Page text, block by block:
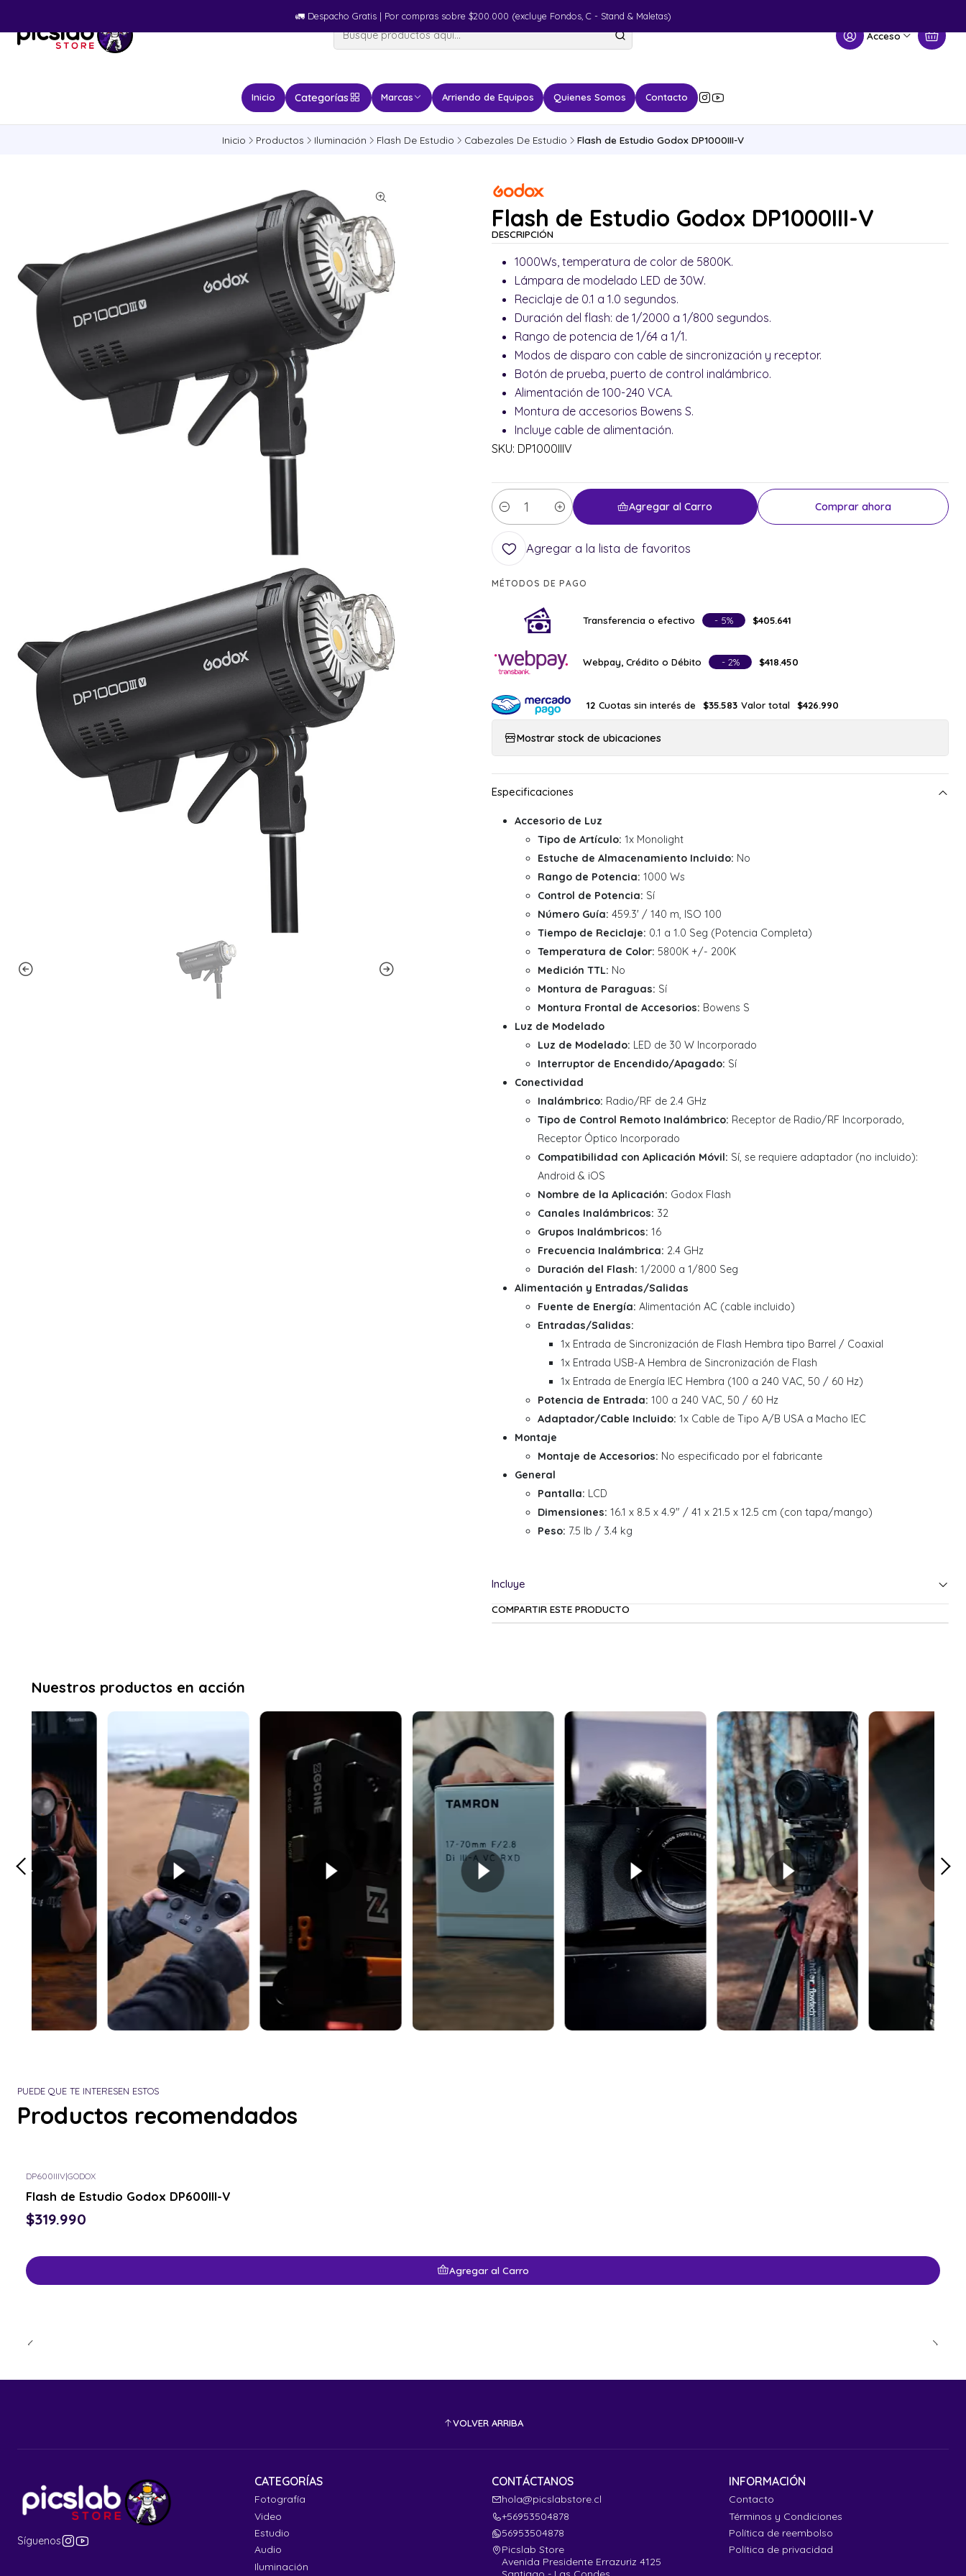
Acceso
Inicio Categorías Marcas Arriendo de Equipos Quienes Somos Contacto
🚛​ Despacho Gratis | Por compras sobre $200.000 (excluye Fondos, C - Stand & Maletas)
Inicio Productos Iluminación Flash De Estudio Cabezales De Estudio Flash de Estudio Godox DP1000III-V
Flash de Estudio Godox DP1000III-V
DESCRIPCIÓN
1000Ws, temperatura de color de 5800K.
Lámpara de modelado LED de 30W.
Reciclaje de 0.1 a 1.0 segundos.
Duración del flash: de 1/2000 a 1/800 segundos.
Rango de potencia de 1/64 a 1/1.
Modos de disparo con cable de sincronización y receptor.
Botón de prueba, puerto de control inalámbrico.
Alimentación de 100-240 VCA.
Montura de accesorios Bowens S.
Incluye cable de alimentación.
SKU: DP1000IIIV
Cantidad
Agregar al Carro Comprar ahora
Agregar a la lista de favoritos
MÉTODOS DE PAGO
Transferencia o efectivo - 5% $405.641
Webpay, Crédito o Débito - 2% $418.450
12 Cuotas sin interés de $35.583 Valor total $426.990
Mostrar stock de ubicaciones
Accesorio de Luz
Tipo de Artículo: 1x Monolight
Estuche de Almacenamiento Incluido: No
Rango de Potencia: 1000 Ws
Control de Potencia: Sí
Número Guía: 459.3' / 140 m, ISO 100
Tiempo de Reciclaje: 0.1 a 1.0 Seg (Potencia Completa)
Temperatura de Color: 5800K +/- 200K
Medición TTL: No
Montura de Paraguas: Sí
Montura Frontal de Accesorios: Bowens S
Luz de Modelado
Luz de Modelado: LED de 30 W Incorporado
Interruptor de Encendido/Apagado: Sí
Conectividad
Inalámbrico: Radio/RF de 2.4 GHz
Tipo de Control Remoto Inalámbrico: Receptor de Radio/RF Incorporado,
Receptor Óptico Incorporado
Compatibilidad con Aplicación Móvil: Sí, se requiere adaptador (no incluido):
Android & iOS
Nombre de la Aplicación: Godox Flash
Canales Inalámbricos: 32
Grupos Inalámbricos: 16
Frecuencia Inalámbrica: 2.4 GHz
Duración del Flash: 1/2000 a 1/800 Seg
Alimentación y Entradas/Salidas
Fuente de Energía: Alimentación AC (cable incluido)
Entradas/Salidas:
1x Entrada de Sincronización de Flash Hembra tipo Barrel / Coaxial
1x Entrada USB-A Hembra de Sincronización de Flash
1x Entrada de Energía IEC Hembra (100 a 240 VAC, 50 / 60 Hz)
Potencia de Entrada: 100 a 240 VAC, 50 / 60 Hz
Adaptador/Cable Incluido: 1x Cable de Tipo A/B USA a Macho IEC
Montaje
Montaje de Accesorios: No especificado por el fabricante
General
Pantalla: LCD
Dimensiones: 16.1 x 8.5 x 4.9" / 41 x 21.5 x 12.5 cm (con tapa/mango)
Peso: 7.5 lb / 3.4 kg
COMPARTIR ESTE PRODUCTO
PUEDE QUE TE INTERESEN ESTOS
Productos recomendados
DP600IIIV|GODOX
Flash de Estudio Godox DP600III-V
$319.990
Agregar al Carro
VOLVER ARRIBA
Síguenos
CATEGORÍAS
Fotografía
Video
Estudio
Audio
Iluminación
CONTÁCTANOS
hola@picslabstore.cl
+56953504878
56953504878
Picslab Store
Avenida Presidente Errazuriz 4125
INFORMACIÓN
Contacto
Términos y Condiciones
Política de reembolso
Política de privacidad